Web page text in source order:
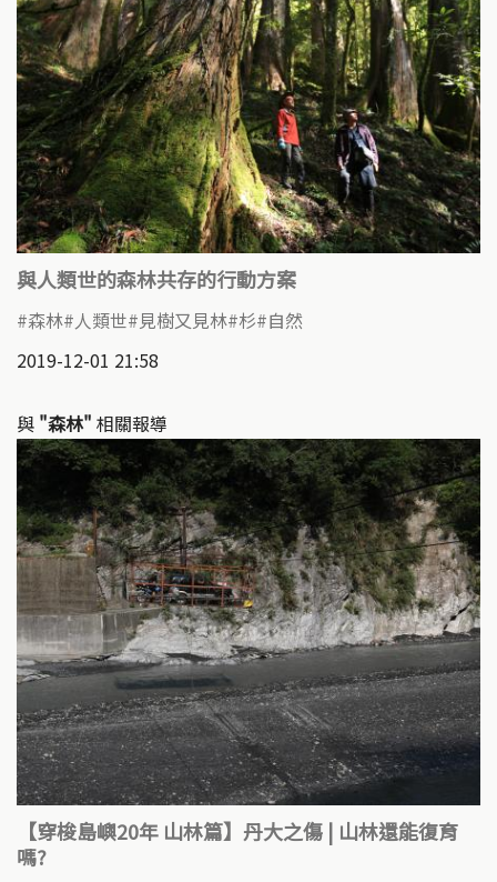
與人類世的森林共存的行動方案
森林 人類世 見樹又見林 杉 自然
2019-12-01 21:58
與 "森林" 相關報導
【穿梭島嶼20年 山林篇】丹大之傷 | 山林還能復育
嗎?